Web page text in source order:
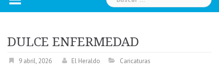
DULCE ENFERMEDAD
9 abril, 2026 El Heraldo Caricaturas